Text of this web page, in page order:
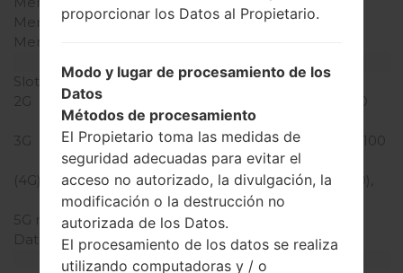
Memoria interna
16GB
Memoria externa
Slot de tarjeta
2 Nano-SIM
2G
MHz
3G
HSDPA 850/900/1900/2100
MHz
(4G) LTE
LTE band 1(2100), 3(1800),
7(2600), 8(900), 20(800)
5G network
-
Datos
GPRS,EDGE,HSPA,LTE
Pantalla
proporcionar los Datos al Propietario.
Modo y lugar de procesamiento de los
Datos
Métodos de procesamiento
El Propietario toma las medidas de
seguridad adecuadas para evitar el
acceso no autorizado, la divulgación, la
modificación o la destrucción no
autorizada de los Datos.
El procesamiento de los datos se realiza
utilizando computadoras y / o